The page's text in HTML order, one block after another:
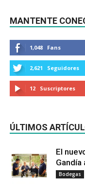
MANTENTE
1,048 Fans
2,621 Seguidores
12 Suscriptores
ÚLTIMOS
El
Gandía
Bodegas